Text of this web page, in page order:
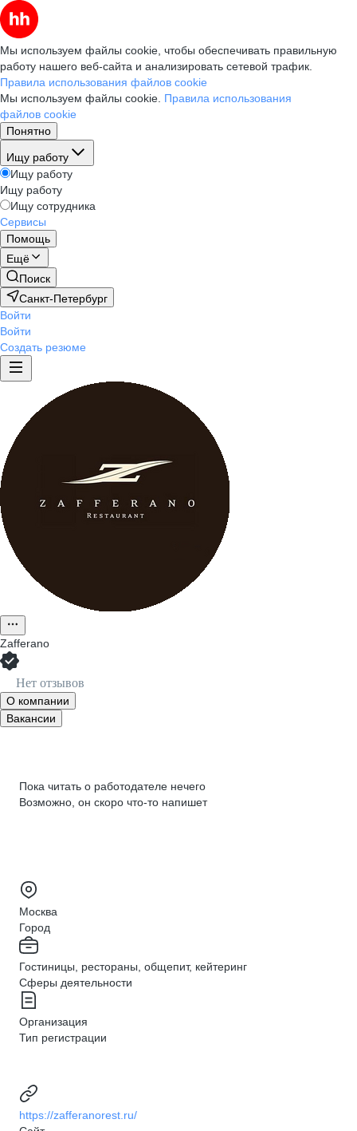
Мы используем файлы cookie, чтобы обеспечивать правильную
работу нашего веб-сайта и анализировать сетевой трафик.
Правила использования файлов cookie
Мы используем файлы cookie. Правила использования
файлов cookie
Понятно
Ищу работу
Ищу работу
Ищу работу
Ищу сотрудника
Сервисы
Помощь
Ещё
Поиск
Санкт-Петербург
Войти
Войти
Создать резюме
Zafferano
Нет отзывов
О компании
Вакансии
Пока читать о работодателе нечего
Возможно, он скоро что‑то напишет
Москва
Город
Гостиницы, рестораны, общепит, кейтеринг
Сферы деятельности
Организация
Тип регистрации
https://zafferanorest.ru/